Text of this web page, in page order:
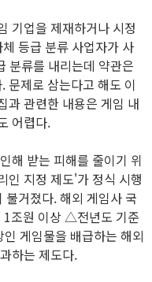
기업을 제재하거나 시정
등급 분류 사업자가 사
분류를 내리는데 약관은
문제로 삼는다고 해도 이
과 관련한 내용은 게임 내
어렵다.
해 받는 피해를 줄이기 위
인 지정 제도'가 정식 시행
거졌다. 해외 게임사 국
조원 이상 △전년도 기준
게임물을 배급하는 해외
하는 제도다.